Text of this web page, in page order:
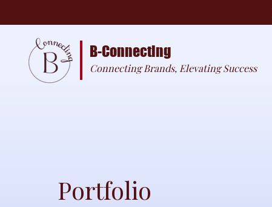
B-Connecting
Connecting Brands, Elevating Success
Portfolio